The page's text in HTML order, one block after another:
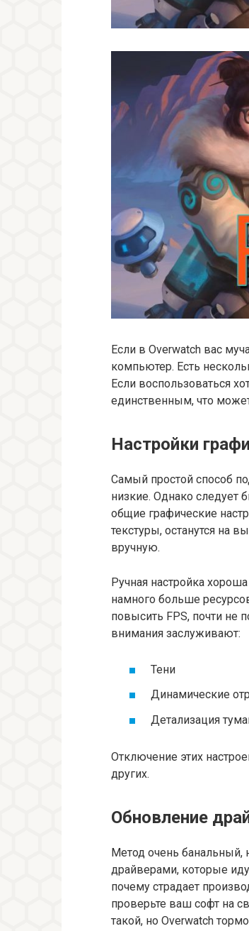
Если в Overwatch вас
компьютер. Есть
Если воспользоваться
единственным, что
Настройки
Самый простой способ
низкие. Однако следует
общие графические
текстуры, останутся на
вручную.
Ручная настройка
намного больше
повысить FPS, почти не
внимания заслуживают:
Тени
Динамические
Детализация
Отключение этих
других.
Обновление
Метод очень банальный,
драйверами, которые
почему страдает
проверьте ваш софт на
такой, но Overwatch